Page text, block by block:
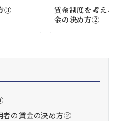
③
賃金制度を考え
金の決め方②
者の賃金の決め方②